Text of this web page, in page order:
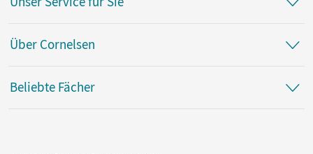
Über Cornelsen
Beliebte Fächer